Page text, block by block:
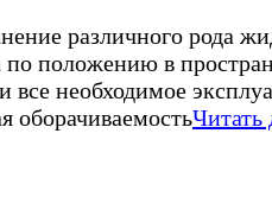
различного
положению в
необходимое
оборачиваемостьЧитать